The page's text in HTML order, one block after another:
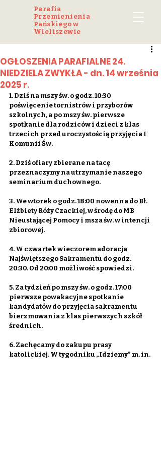
Parafia
Przemienienia
Pańskiego w
Wieliszewie
OGŁOSZENIA PARAFIALNE 24.
NIEDZIELA ZWYKŁA - dn. 14 września
2025 r.
1. Dziś na mszy św. o godz. 10:30
poświęcenie tornistrów i przyborów
szkolnych, a po mszy św. pierwsze
spotkanie dla rodziców i dzieci z klas
trzecich przed uroczystością przyjęcia I
Komunii Św.
2. Dziś ofiary zbierane na tacę
przeznaczymy na utrzymanie naszego
seminarium duchownego.
3. We wtorek o godz. 18:00 nowenna do Bł.
Elżbiety Róży Czackiej, w środę do MB
Nieustającej Pomocy i msza św. w intencji
zbiorowej.
4. W czwartek wieczorem adoracja
Najświętszego Sakramentu do godz.
20:30. Od 20:00 możliwość spowiedzi.
5. Za tydzień po mszy św. o godz. 17:00
pierwsze powakacyjne spotkanie
kandydatów do przyjęcia sakramentu
bierzmowania z klas pierwszych szkół
średnich.
6. Zachęcamy do zakupu prasy
katolickiej. W tygodniku „Idziemy” m. in.